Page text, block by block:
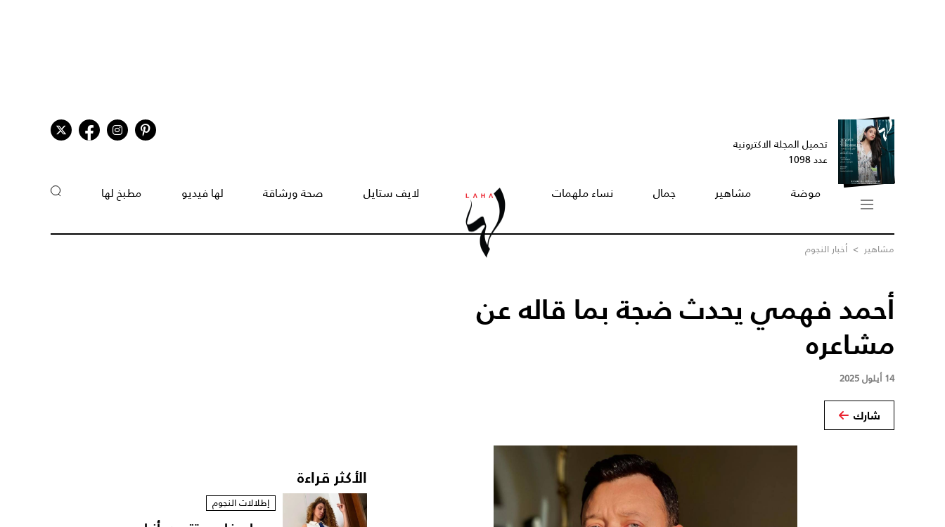
تحميل المجلة الاكترونية
عدد 1098
موضة مشاهير جمال نساء ملهمات لايف ستايل صحة ورشاقة لها فيديو مطبخ لها
مشاهير > أخبار النجوم
أحمد فهمي يحدث ضجة بما قاله عن
مشاعره
14 أيلول 2025
شارك
الأكثر قراءة
إطلالات النجوم